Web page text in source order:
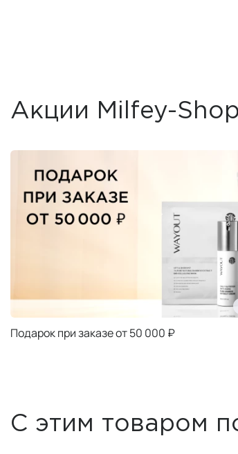
Акции Milfey-
Подарок при заказе от 50 000 ₽
С этим товаром